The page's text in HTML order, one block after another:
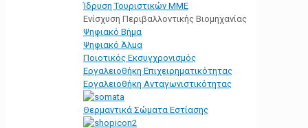
Ίδρυση Τουριστικών ΜΜΕ
Ενίσχυση Περιβαλλοντικής Βιομηχανίας
Ψηφιακό Βήμα
Ψηφιακό Άλμα
Ποιοτικός Εκσυγχρονισμός
Εργαλειοθήκη Eπιχειρηματικότητας
Εργαλειοθήκη Ανταγωνιστικότητας
Θερμαντικά Σώματα Εστίασης